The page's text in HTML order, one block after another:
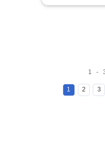
Dinnershow
1 -
1 2 3